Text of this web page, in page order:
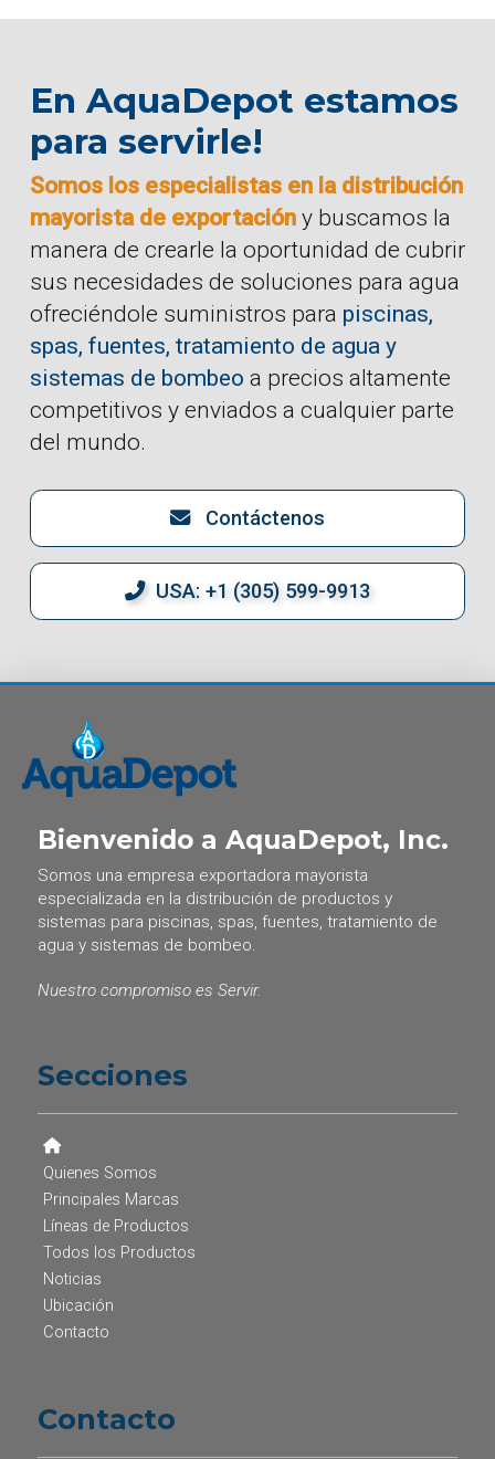
En AquaDepot estamos
para servirle!
Somos los especialistas en la distribución
mayorista de exportacióny buscamos la
manera de crearle la oportunidad de cubrir
sus necesidades de soluciones para agua
ofreciéndole suministros para piscinas,
spas, fuentes, tratamiento de agua y
sistemas de bombeo a precios altamente
competitivos y enviados a cualquier parte
del mundo.
Contáctenos
USA: +1 (305) 599-9913
Bienvenido a AquaDepot, Inc.
Somos una empresa exportadora mayorista
especializada en la distribución de productos y
sistemas para piscinas, spas, fuentes, tratamiento de
agua y sistemas de bombeo.
Nuestro compromiso es Servir.
Secciones
Quienes Somos
Principales Marcas
Líneas de Productos
Todos los Productos
Noticias
Ubicación
Contacto
Contacto